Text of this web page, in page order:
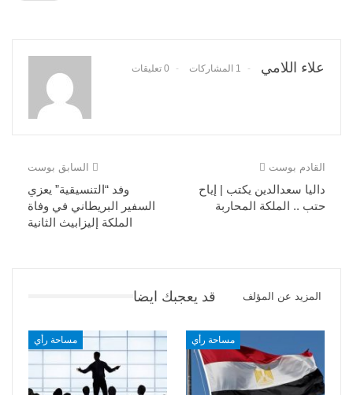
علاء اللامي 1 المشاركات 0 تعليقات
السابق بوست
وفد “التنسيقية” يعزي
السفير البريطاني في وفاة
الملكة إليزابيث الثانية
القادم بوست
داليا سعدالدين يكتب | إياح
حتب .. الملكة المحاربة
قد يعجبك ايضا المزيد عن المؤلف
مساحة رأي مساحة رأي